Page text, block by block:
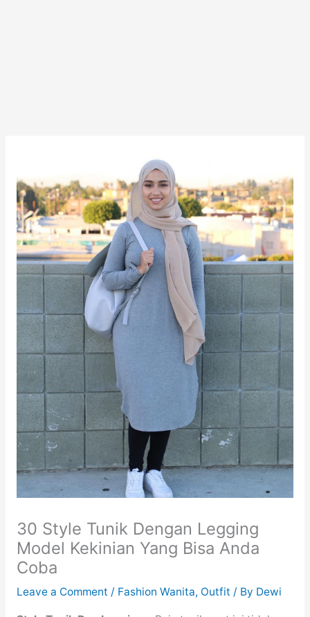
30 Style Tunik Dengan Legging
Model Kekinian Yang Bisa Anda
Coba
Leave a Comment / Fashion Wanita, Outfit / By Dewi